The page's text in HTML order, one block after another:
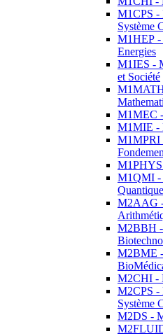
M1CPS -
Système
M1HEP -
Energies
M1IES -
et Société
M1MEC
M1MIE -
M1MPRI
M1QMI -
M2AAG
M2BBH
M2BME
M2CHI -
M2CPS -
Système
M2DS -